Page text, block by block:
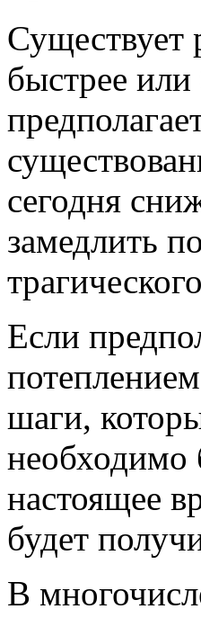
Существует
быстрее
сегодня
замедлить
Если
шаги,
настоящее
будет
В